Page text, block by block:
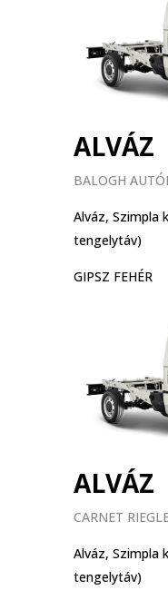
ALVÁZ
BALOGH
Alváz, Szimpla
tengelytáv)
GIPSZ FEHÉR
ALVÁZ
CARNET
Alváz, Szimpla
tengelytáv)